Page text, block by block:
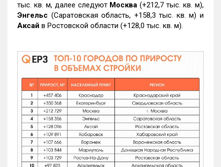
тыс. кв. м, далее следуют Москва (+212,7 тыс. кв. м),
Энгельс (Саратовская область, +158,3 тыс. кв. м) и
Аксай в Ростовской области (+128,0 тыс. кв. м).